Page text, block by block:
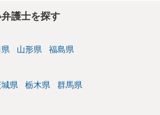
護士を探す
山形県 福島県
県 栃木県 群馬県